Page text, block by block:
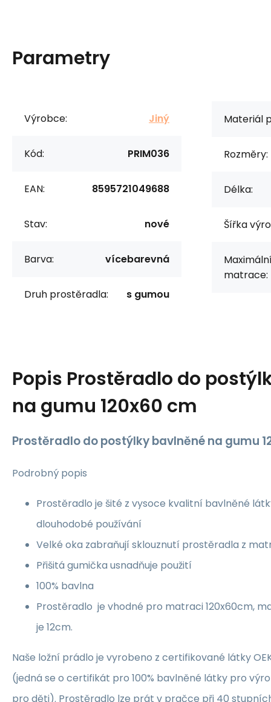
Parametry
Výrobce: Jiný
Kód: PRIM036
EAN: 8595721049688
Stav: nové
Barva: vícebarevná
Druh prostěradla: s gumou
Materiál
Rozměry:
Délka:
Šířka
matrace:
Popis Prostěradlo do
na gumu 120x60 cm
Prostěradlo do postýlky bavlněné na gumu
Podrobný popis
Prostěradlo je šité z vysoce kvalitní bavlněné
dlouhodobé používání
Velké oka zabraňují sklouznutí prostěradla z
Přišitá gumička usnadňuje použití
100% bavlna
Prostěradlo je vhodné pro matraci 120x60cm,
je 12cm.
Naše ložní prádlo je vyrobeno z certifikované látky
(jedná se o certifikát pro 100% bavlněné látky pro
pro děti). Prostěradlo lze prát v pračce při 40